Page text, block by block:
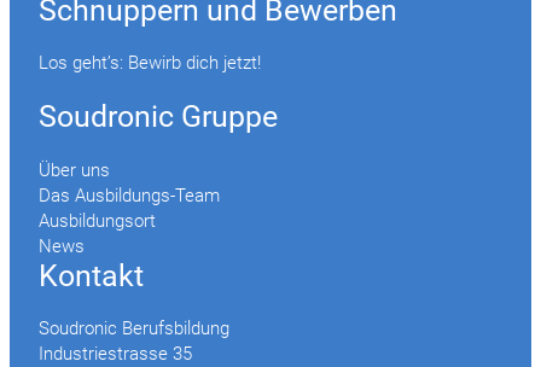
Schnuppern und Bewerben
Los geht’s: Bewirb dich jetzt!
Soudronic Gruppe
Über uns
Das Ausbildungs-Team
Ausbildungsort
News
Kontakt
Soudronic Berufsbildung
Industriestrasse 35